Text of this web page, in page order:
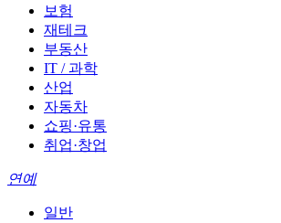
보험
재테크
부동산
IT / 과학
산업
자동차
쇼핑·유통
취업·창업
연예
일반